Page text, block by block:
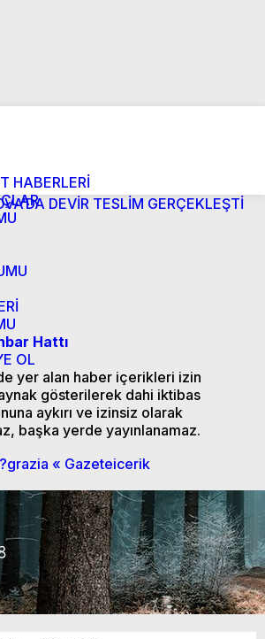
HABERLERİ
Hattı
OL
yer alan haber içerikleri izin
gösterilerek dahi iktibas
aykırı ve izinsiz olarak
başka yerde yayınlanamaz.
DEVİR TESLİM GERÇEKLEŞTİ